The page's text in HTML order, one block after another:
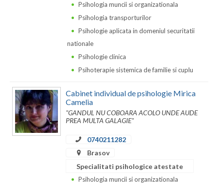
Psihologia muncii si organizationala
Psihologia transporturilor
Psihologie aplicata in domeniul securitatii
nationale
Psihologie clinica
Psihoterapie sistemica de familie si cuplu
Cabinet individual de psihologie Mirica
Camelia
"GANDUL NU COBOARA ACOLO UNDE AUDE
PREA MULTA GALAGIE"
0740211282
Brasov
Specialitati psihologice atestate
Psihologia muncii si organizationala